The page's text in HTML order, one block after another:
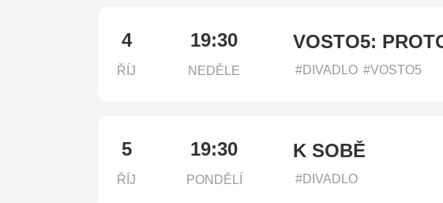
4
ŘÍJ
19:30
NEDĚLE
VOSTO5:
#DIVADLO #VOSTO5
5
ŘÍJ
19:30
PONDĚLÍ
K SOBĚ
#DIVADLO